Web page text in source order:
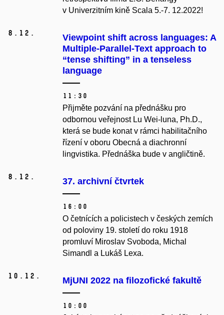
v Univerzitním kině Scala 5.-7. 12.2022!
8. 12.
Viewpoint shift across languages: A
Multiple-Parallel-Text approach to
“tense shifting” in a tenseless
language
11:30
Přijměte pozvání na přednášku pro
odbornou veřejnost Lu Wei-luna, Ph.D.,
která se bude konat v rámci habilitačního
řízení v oboru Obecná a diachronní
lingvistika. Přednáška bude v angličtině.
8. 12. 37. archivní čtvrtek
16:00
O četnících a policistech v českých zemích
od poloviny 19. století do roku 1918
promluví Miroslav Svoboda, Michal
Simandl a Lukáš Lexa.
10. 12. MjUNI 2022 na filozofické fakultě
10:00